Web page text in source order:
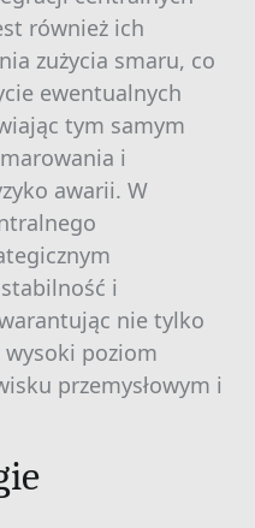
również ich
zużycia smaru, co
ewentualnych
tym samym
i
awarii. W
i
nie tylko
poziom
przemysłowym i